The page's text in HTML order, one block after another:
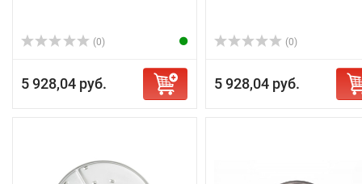
(0)
5 928,04 руб.
(0)
5 928,04 руб.